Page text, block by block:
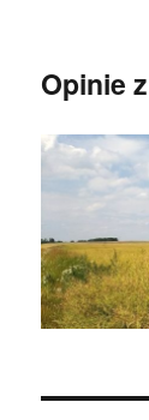
Opinie